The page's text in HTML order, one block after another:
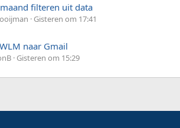
maand filteren uit data
Gisteren om 17:41
naar Gmail
Gisteren om 15:29